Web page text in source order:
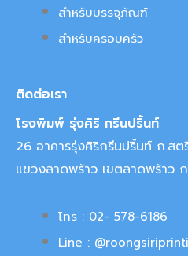
สำหรับบรรจุภัณฑ์
สำหรับครอบครัว
ติดต่อเรา
โรงพิมพ์ รุ่งศิริ กรีนปริ้นท์
26 อาคารรุ่งศิริกรีนปริ้นท์ ถ.ส
แขวงลาดพร้าว เขตลาดพร้าว
โทร : 02- 578-6186
Line :